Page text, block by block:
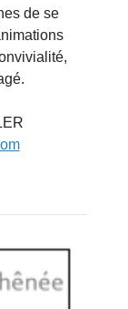
de se